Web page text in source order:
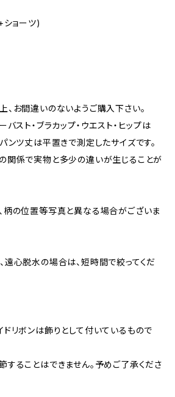
ショーツ)
お間違いのないようご購入下さい。
バスト・ブラカップ・ウエスト・ヒップは
ンツ丈は平置きで測定したサイズです。
関係で実物と多少の違いが生じることが
柄の位置等写真と異なる場合がございま
心脱水の場合は、短時間で絞ってくだ
リボンは飾りとして付いているもので
ることはできません。予めご了承くださ